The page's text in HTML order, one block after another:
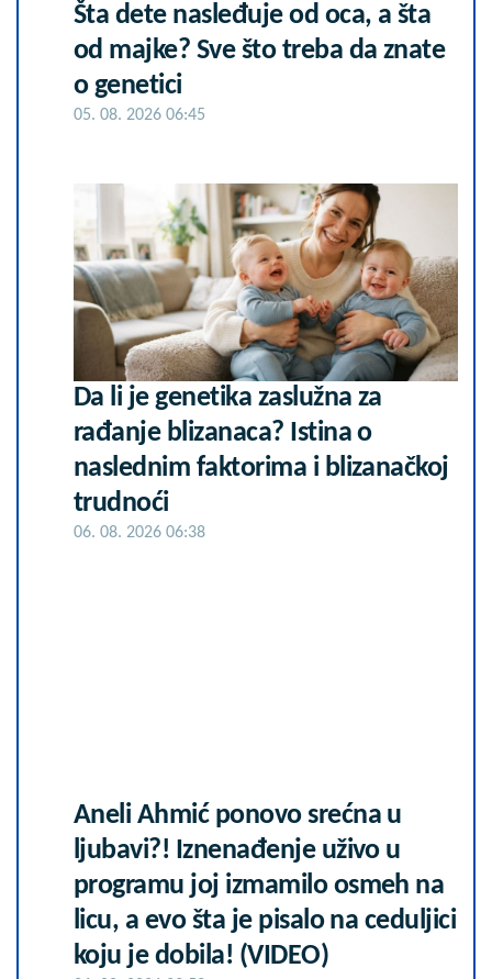
Šta dete nasleđuje od oca, a šta
od majke? Sve što treba da znate
o genetici
05. 08. 2026 06:45
Da li je genetika zaslužna za
rađanje blizanaca? Istina o
naslednim faktorima i blizanačkoj
trudnoći
06. 08. 2026 06:38
Aneli Ahmić ponovo srećna u
ljubavi?! Iznenađenje uživo u
programu joj izmamilo osmeh na
licu, a evo šta je pisalo na ceduljici
koju je dobila! (VIDEO)